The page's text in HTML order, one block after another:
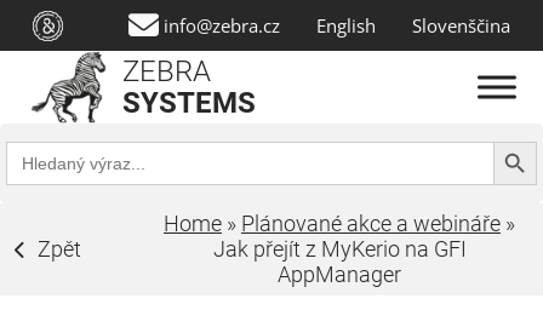
info@zebra.cz English Slovenščina
ZEBRA
SYSTEMS
Search
for:
Search
Zpět
Home » Plánované akce a webináře »
Jak přejít z MyKerio na GFI
AppManager